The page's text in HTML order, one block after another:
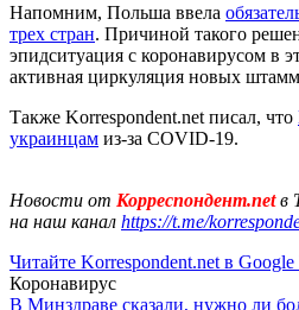
Напомним, Польша ввела
трех стран. Причиной такого
эпидситуация с коронавирусом в
активная циркуляция новых
Также Korrespondent.net писал, что
украинцам из-за COVID-19.
Новости от Корреспондент.netв
на наш канал https://t.me/
Читайте Korrespondent.net в
Коронавирус
В Минздраве сказали, нужно ли